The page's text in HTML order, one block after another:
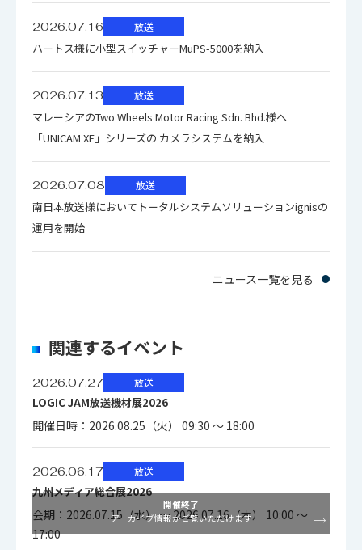
波数
クリーンスイッチOff：入力信号と同
じ
クリーンスイッチOn：24bit
監視機能
Matrix入力監視: 信号無し、パリティ
エラー
動作湿度 20～80% (結露なきこと)
消費電力 5.2W以下
質量
AES-SEL1：310g AES-SEL2：
480g
2026.07.16 放送
ハートス様に小型スイッチャーMuPS-5000を納入
2026.07.13 放送
マレーシアのTwo Wheels Motor Racing Sdn. Bhd.様へ
「UNICAM XE」シリーズの カメラシステムを納入
2026.07.08 放送
南日本放送様においてトータルシステムソリューションignisの
運用を開始
ニュース一覧を見る
関連するイベント
2026.07.27 放送
LOGIC JAM放送機材展2026
開催日時：2026.08.25（火） 09:30 ～ 18:00
2026.06.17 放送
九州メディア総合展2026
会期：2026.07.15（水） ～ 2026.07.16（木） 10:00 ～
17:00
開催終了
アーカイブ情報がご覧いただけます